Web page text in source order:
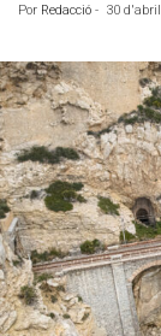
Por Redacció - 30